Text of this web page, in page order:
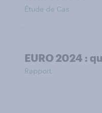
Étude de Cas
EURO 2024 :
Rapport